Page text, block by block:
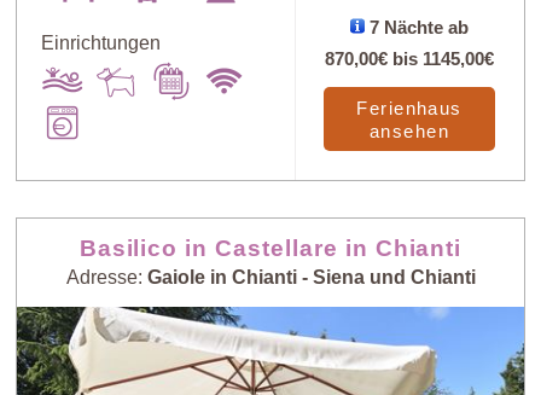
Einrichtungen
7 Nächte ab
870,00€ bis 1145,00€
Ferienhaus
ansehen
Basilico in Castellare in Chianti
Adresse: Gaiole in Chianti - Siena und Chianti